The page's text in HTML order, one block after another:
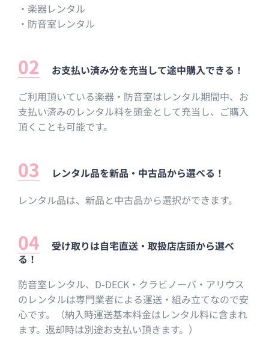
・楽器レンタル
・防音室レンタル
お支払い済み分を充当して途中購入できる！
ご利用頂いている楽器・防音室はレンタル期間中、お
支払い済みのレンタル料を頭金として充当し、ご購入
頂くことも可能です。
レンタル品を新品・中古品から選べる！
レンタル品は、新品と中古品から選択ができます。
受け取りは自宅直送・取扱店店頭から選べ
る！
防音室レンタル、D-DECK・クラビノーバ・アリウス
のレンタルは専門業者による運送・組み立てなので安
心です。（納入時運送基本料金はレンタル料に含まれ
ます。返却時は別途お支払い頂きます。）